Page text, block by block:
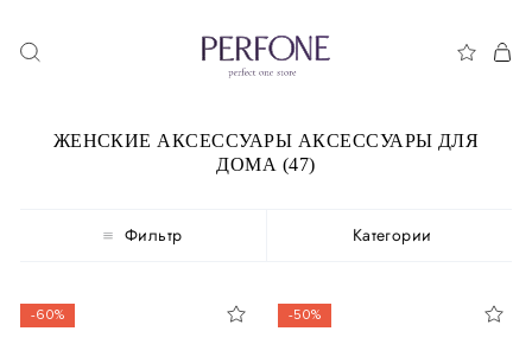
ЖЕНСКИЕ АКСЕССУАРЫ АКСЕССУАРЫ ДЛЯ
ДОМА (47)
Фильтр Категории
-60% -50%